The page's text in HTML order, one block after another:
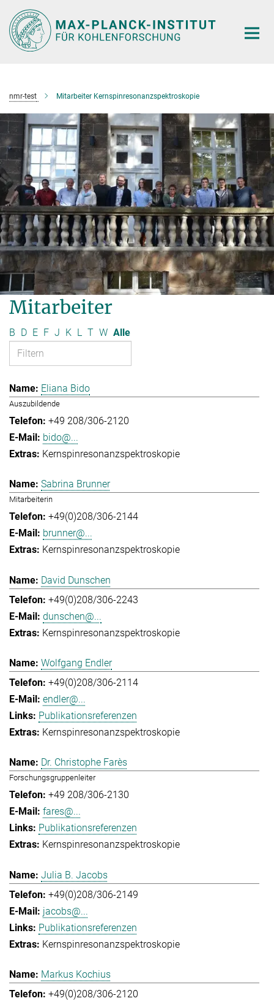
Hauptinhalt
nmr-test Mitarbeiter Kernspinresonanzspektroskopie
Mitarbeiter
B D E F J K L T W Alle
Eliana Bido
Auszubildende
+49 208/306-2120
bido@...
Kernspinresonanzspektroskopie
Sabrina Brunner
Mitarbeiterin
+49(0)208/306-2144
brunner@...
Kernspinresonanzspektroskopie
David Dunschen
+49(0)208/306-2243
dunschen@...
Kernspinresonanzspektroskopie
Wolfgang Endler
+49(0)208/306-2114
endler@...
Publikationsreferenzen
Kernspinresonanzspektroskopie
Dr. Christophe Farès
Forschungsgruppenleiter
+49 208/306-2130
fares@...
Publikationsreferenzen
Kernspinresonanzspektroskopie
Julia B. Jacobs
+49(0)208/306-2149
jacobs@...
Publikationsreferenzen
Kernspinresonanzspektroskopie
Markus Kochius
+49(0)208/306-2120